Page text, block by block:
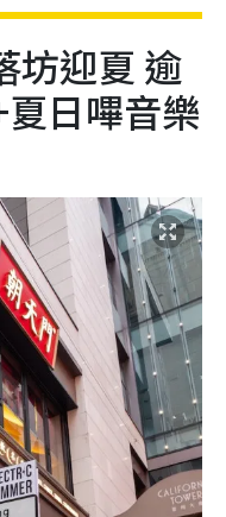
坊迎夏 逾
日嗶音樂